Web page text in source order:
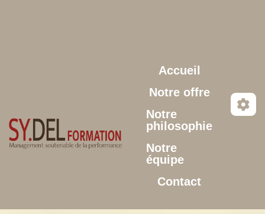
Accueil
Notre offre
Notre
philosophie
Notre
équipe
Contact